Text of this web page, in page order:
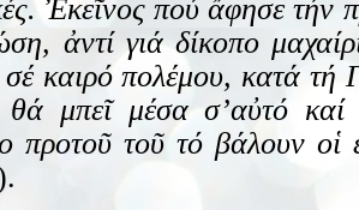
Ἐκεῖνος πού ἄφησε τήν
ἀντί γιά δίκοπο
καιρό πολέμου, κατά τή
θά μπεῖ μέσα σ’αὐτό
προτοῦ τοῦ τό βάλουν οἱ